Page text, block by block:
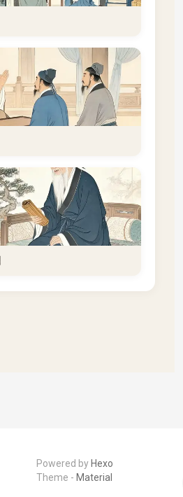
Powered by Hexo
Theme - Material